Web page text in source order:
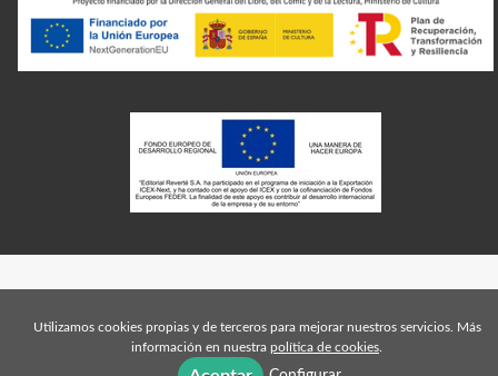
Utilizamos cookies propias y de terceros para mejorar nuestros servicios. Más
información en nuestra política de cookies